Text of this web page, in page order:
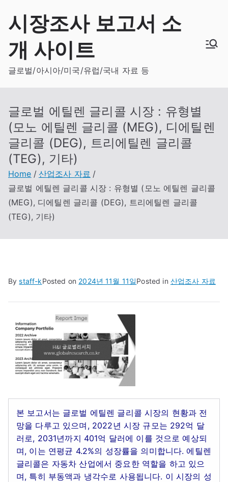
content
시장조사 보고서 소
개 사이트
글로벌/아시아/미국/유럽/국내 자료 등
글로벌 에틸렌 글리콜 시장 : 유형별
(모노 에틸렌 글리콜 (MEG), 디에틸렌
글리콜 (DEG), 트리에틸렌 글리콜
(TEG), 기타)
Home
산업조사 자료
글로벌 에틸렌 글리콜 시장 : 유형별 (모노 에틸렌 글리콜
(MEG), 디에틸렌 글리콜 (DEG), 트리에틸렌 글리콜
(TEG), 기타)
Bystaff-kPosted on 2024년 11월 11일Posted in 산업조사 자료
본 보고서는 글로벌 에틸렌 글리콜 시장의 현황과 전
망을 다루고 있으며, 2022년 시장 규모는 292억 달
러로, 2031년까지 401억 달러에 이를 것으로 예상되
며, 이는 연평균 4.2%의 성장률을 의미합니다. 에틸렌
글리콜은 자동차 산업에서 중요한 역할을 하고 있으
며, 특히 부동액과 냉각수로 사용됩니다. 이 시장의 성